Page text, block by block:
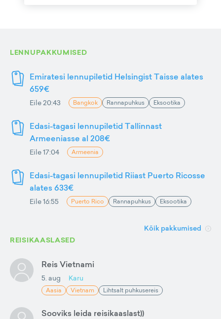
LENNUPAKKUMISED
Emiratesi lennupiletid Helsingist Taisse alates
659€
Eile 20:43 Bangkok Rannapuhkus Eksootika
Edasi-tagasi lennupiletid Tallinnast
Armeeniasse al 208€
Eile 17:04 Armeenia
Edasi-tagasi lennupiletid Riiast Puerto Ricosse
alates 633€
Eile 16:55 Puerto Rico Rannapuhkus Eksootika
Kõik pakkumised
REISIKAASLASED
Reis Vietnami
5. aug Karu
Aasia Vietnam Lihtsalt puhkusereis
Sooviks leida reisikaaslast))